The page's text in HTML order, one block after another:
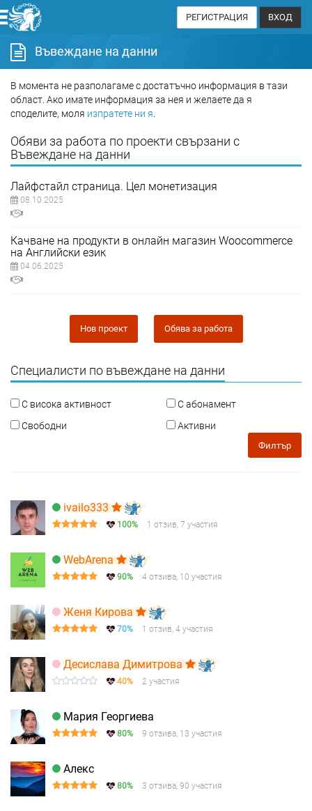
РЕГИСТРАЦИЯ ВХОД
Въвеждане на данни
В момента не разполагаме с достатъчно информация в тази
област. Ако имате информация за нея и желаете да я
споделите, моля изпратете ни я
Обяви за работа по проекти свързани с
Въвеждане на данни
Лайфстайл страница. Цел монетизация
08.10.2025
Качване на продукти в онлайн магазин Woocommerce
на Английски език
04.06.2025
Нов проект Обява за работа
Специалисти по въвеждане на данни
С висока активност
С абонамент
Свободни
Активни
Филтър
ivailo333
100% 1 отзив, 7 участия
WebArena
90% 4 отзива, 10 участия
Женя Кирова
70% 1 отзив, 4 участия
Десислава Димитрова
40% 2 участия
Мария Георгиева
80% 9 отзива, 13 участия
Алекс
80% 3 отзива, 90 участия